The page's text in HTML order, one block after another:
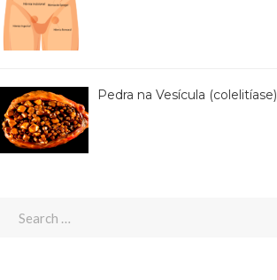
Pedra na Vesícula (colelitíase)